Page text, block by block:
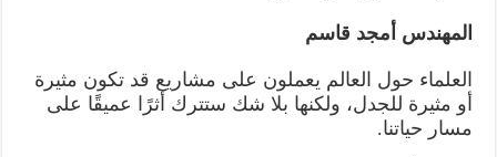
المهندس أمجد قاسم
العلماء حول العالم يعملون على مشاريع قد تكون مثيرة
أو مثيرة للجدل، ولكنها بلا شك ستترك أثرًا عميقًا على
مسار حياتنا.